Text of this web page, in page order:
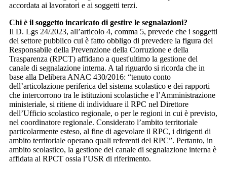
accordata ai lavoratori e ai soggetti terzi.
Chi è il soggetto incaricato di gestire le segnalazioni?
Il D. Lgs 24/2023, all’articolo 4, comma 5, prevede che i soggetti
del settore pubblico cui è fatto obbligo di prevedere la figura del
Responsabile della Prevenzione della Corruzione e della
Trasparenza (RPCT) affidano a quest'ultimo la gestione del
canale di segnalazione interna. A tal riguardo si ricorda che in
base alla Delibera ANAC 430/2016: “tenuto conto
dell’articolazione periferica del sistema scolastico e dei rapporti
che intercorrono tra le istituzioni scolastiche e l’Amministrazione
ministeriale, si ritiene di individuare il RPC nel Direttore
dell’Ufficio scolastico regionale, o per le regioni in cui è previsto,
nel coordinatore regionale. Considerato l’ambito territoriale
particolarmente esteso, al fine di agevolare il RPC, i dirigenti di
ambito territoriale operano quali referenti del RPC”. Pertanto, in
ambito scolastico, la gestione del canale di segnalazione interna è
affidata al RPCT ossia l’USR di riferimento.